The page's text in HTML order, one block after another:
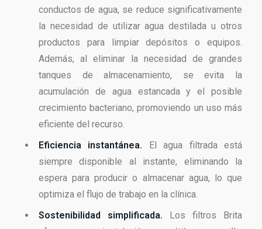
conductos de agua, se reduce significativamente
la necesidad de utilizar agua destilada u otros
productos para limpiar depósitos o equipos.
Además, al eliminar la necesidad de grandes
tanques de almacenamiento, se evita la
acumulación de agua estancada y el posible
crecimiento bacteriano, promoviendo un uso más
eficiente del recurso.
Eficiencia instantánea. El agua filtrada está
siempre disponible al instante, eliminando la
espera para producir o almacenar agua, lo que
optimiza el flujo de trabajo en la clínica.
Sostenibilidad simplificada. Los filtros Brita